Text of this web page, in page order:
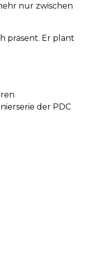
nur zwischen
präsent. Er plant
der PDC